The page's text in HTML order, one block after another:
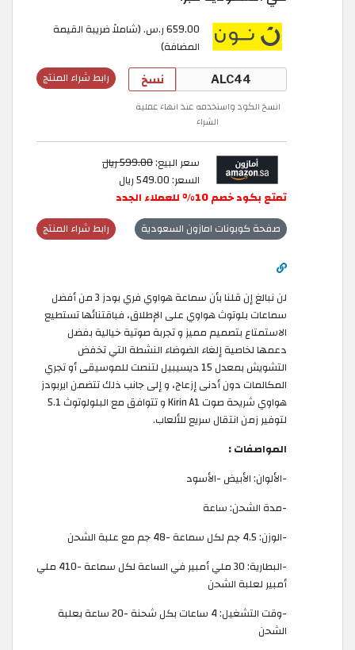
659.00 ر.س. ‏(شاملاً ضريبة القيمة
المضافة)
رابط شراء المنتج نسخ
انسخ الكود واستخدمه عند انهاء عملية
الشراء
سعر البيع:599.00 ريال
السعر: 549.00 ريال
تمتع بكود خصم 10% للعملاء الجدد
رابط شراء المنتج صفحة كوبونات امازون السعودية
لن نبالغ إن قلنا بأن سماعة هواوي فري بودز 3 من أفضل
سماعات بلوتوث هواوي على الإطلاق، فباقتنائها تستطيع
الاستمتاع بتصميم مميز و تجربة صوتية خيالية بفضل
دعمها لخاصية إلغاء الضوضاء النشطة التي تخفض
التشويش بمعدل 15 ديسيبيل لتنصت للموسيقى أو تجري
المكالمات دون أدنى إزعاج، و إلى جانب ذلك تتضمن ايربودز
هواوي شريحة صوت Kirin A1 و تتوافق مع البلولوتوث 5.1
لتوفير زمن انتقال سريع للألعاب.
المواصفات :
-الألوان: الأبيض -الأسود
-مدة الشحن: ساعة
-الوزن: 4.5 جم لكل سماعة -48 جم مع علبة الشحن
-البطارية: 30 ملي أمبير في الساعة لكل سماعة -410 ملي
أمبير لعلبة الشحن
-وقت التشغيل: 4 ساعات بكل شحنة -20 ساعة بعلبة
الشحن